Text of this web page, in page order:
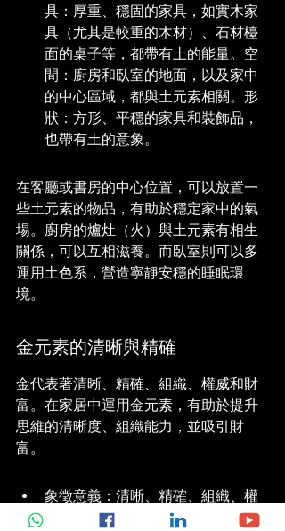
具：厚重、穩固的家具，如實木家
具（尤其是較重的木材）、石材檯
面的桌子等，都帶有土的能量。空
間：廚房和臥室的地面，以及家中
的中心區域，都與土元素相關。形
狀：方形、平穩的家具和裝飾品，
也帶有土的意象。
在客廳或書房的中心位置，可以放置一
些土元素的物品，有助於穩定家中的氣
場。廚房的爐灶（火）與土元素有相生
關係，可以互相滋養。而臥室則可以多
運用土色系，營造寧靜安穩的睡眠環
境。
金元素的清晰與精確
金代表著清晰、精確、組織、權威和財
富。在家居中運用金元素，有助於提升
思維的清晰度、組織能力，並吸引財
富。
象徵意義：清晰、精確、組織、權
威、財富、收穫、理性。